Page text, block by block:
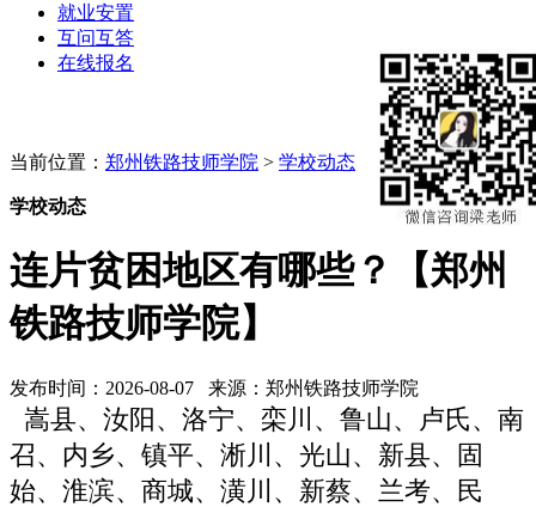
就业安置
互问互答
在线报名
当前位置： 郑州铁路技师学院 > 学校动态
学校动态
连片贫困地区有哪些？【郑州
铁路技师学院】
发布时间：2026-08-07 来源：郑州铁路技师学院
嵩县、汝阳、洛宁、栾川、鲁山、卢氏、南
召、内乡、镇平、淅川、光山、新县、固
始、淮滨、商城、潢川、新蔡、兰考、民